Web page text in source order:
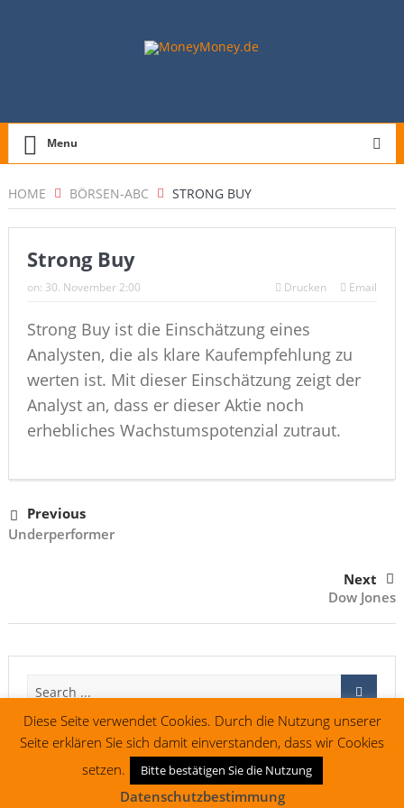
Menu
HOME BÖRSEN-ABC STRONG BUY
Strong Buy
on: 30. November 2:00 Drucken Email
Strong Buy ist die Einschätzung eines
Analysten, die als klare Kaufempfehlung zu
werten ist. Mit dieser Einschätzung zeigt der
Analyst an, dass er dieser Aktie noch
erhebliches Wachstumspotenzial zutraut.
Previous
Underperformer
Next
Dow Jones
Impressum Vertrag widerrufen
Diese Seite verwendet Cookies. Durch die Nutzung unserer
Seite erklären Sie sich damit einverstanden, dass wir Cookies
setzen.
Bitte bestätigen Sie die Nutzung
Datenschutzbestimmung